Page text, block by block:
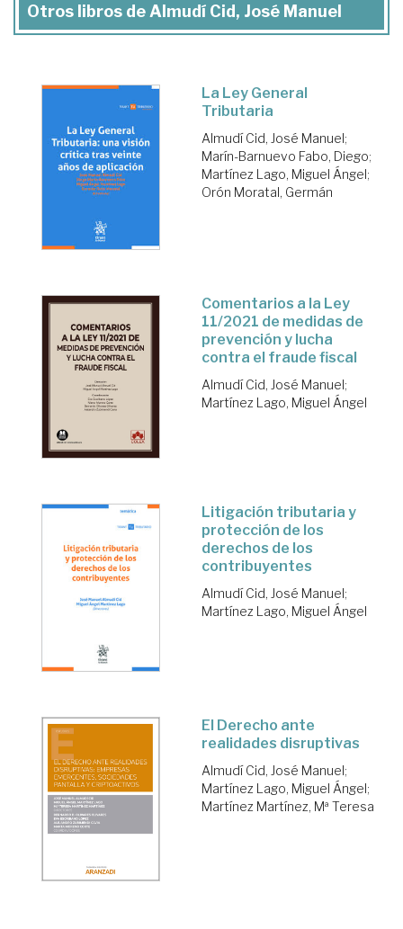
Otros libros de Almudí Cid, José Manuel
La Ley General
Tributaria
Almudí Cid, José Manuel;
Marín-Barnuevo Fabo, Diego;
Martínez Lago, Miguel Ángel;
Orón Moratal, Germán
Comentarios a la Ley
11/2021 de medidas de
prevención y lucha
contra el fraude fiscal
Almudí Cid, José Manuel;
Martínez Lago, Miguel Ángel
Litigación tributaria y
protección de los
derechos de los
contribuyentes
Almudí Cid, José Manuel;
Martínez Lago, Miguel Ángel
El Derecho ante
realidades disruptivas
Almudí Cid, José Manuel;
Martínez Lago, Miguel Ángel;
Martínez Martínez, Mª Teresa